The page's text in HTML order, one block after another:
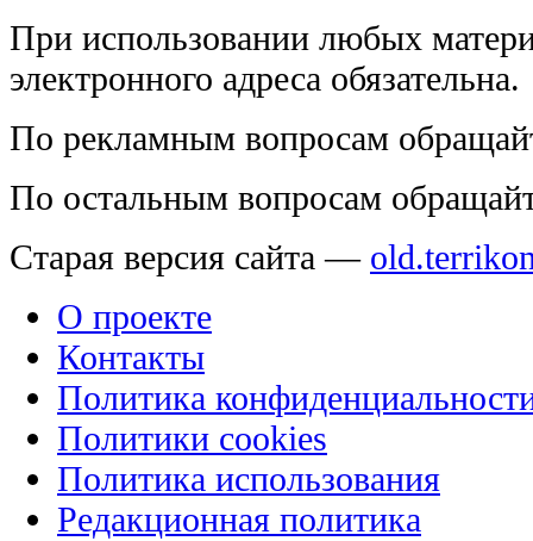
При использовании любых
электронного адреса обязательна.
По рекламным вопросам
По остальным вопросам
Старая версия сайта —
О проекте
Контакты
Политика
Политики cookies
Политика использования
Редакционная политика